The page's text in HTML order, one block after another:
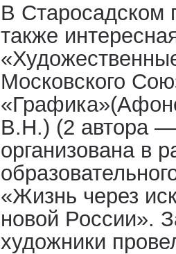
В Старосадском
также
Московского
В.Н.) (2 автора
организована в
«Жизнь через
новой России».
художники